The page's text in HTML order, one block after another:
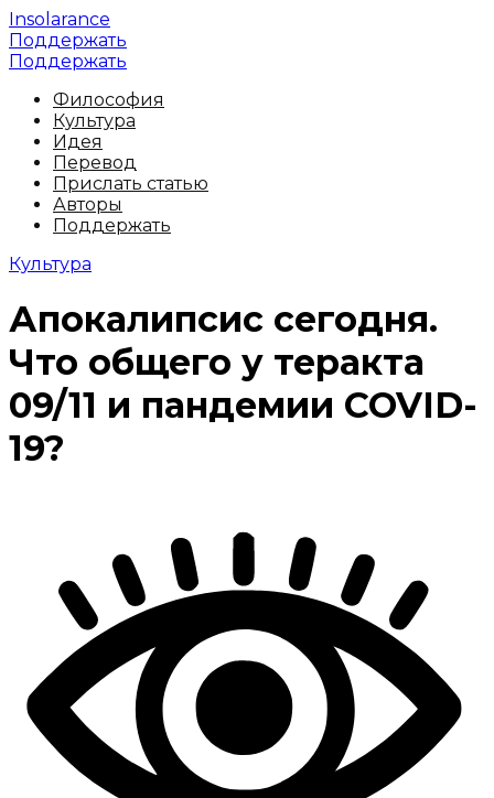
Insolarance
Поддержать
Поддержать
Философия
Культура
Идея
Перевод
Прислать статью
Авторы
Поддержать
Культура
Апокалипсис сегодня.
Что общего у теракта
09/11 и пандемии COVID-
19?